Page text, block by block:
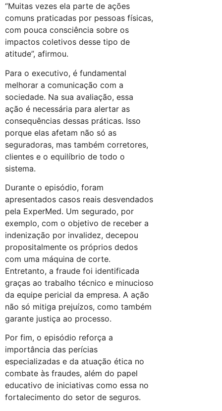
“Muitas vezes ela parte de ações
comuns praticadas por pessoas físicas,
com pouca consciência sobre os
impactos coletivos desse tipo de
atitude”, afirmou.
Para o executivo, é fundamental
melhorar a comunicação com a
sociedade. Na sua avaliação, essa
ação é necessária para alertar as
consequências dessas práticas. Isso
porque elas afetam não só as
seguradoras, mas também corretores,
clientes e o equilíbrio de todo o
sistema.
Durante o episódio, foram
apresentados casos reais desvendados
pela ExperMed. Um segurado, por
exemplo, com o objetivo de receber a
indenização por invalidez, decepou
propositalmente os próprios dedos
com uma máquina de corte.
Entretanto, a fraude foi identificada
graças ao trabalho técnico e minucioso
da equipe pericial da empresa. A ação
não só mitiga prejuízos, como também
garante justiça ao processo.
Por fim, o episódio reforça a
importância das perícias
especializadas e da atuação ética no
combate às fraudes, além do papel
educativo de iniciativas como essa no
fortalecimento do setor de seguros.